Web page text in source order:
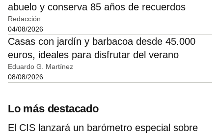
abuelo y conserva 85 años de recuerdos
Redacción
04/08/2026
Casas con jardín y barbacoa desde 45.000
euros, ideales para disfrutar del verano
Eduardo G. Martínez
08/08/2026
Lo más destacado
El CIS lanzará un barómetro especial sobre